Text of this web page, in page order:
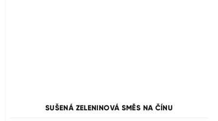
SUŠENÁ ZELENINOVÁ SMĚS NA ČÍNU